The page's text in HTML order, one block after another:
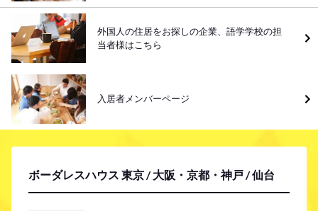
ボーダレスハウス 東京 / 大阪・京都・神戸 / 仙台
外国人の住居をお探しの企業、語学学校の担
当者様はこちら
入居者メンバーページ